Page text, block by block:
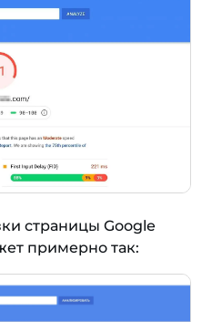
страницы Google
примерно так: